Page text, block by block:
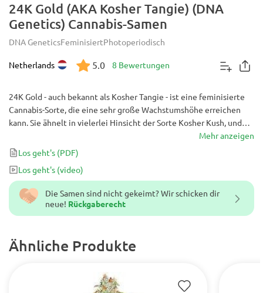
24K Gold (AKA Kosher Tangie) (DNA
Genetics) Cannabis-Samen
DNA GeneticsFeminisiertPhotoperiodisch
Netherlands 5.0 8 Bewertungen
Die Samen sind nicht gekeimt? Wir schicken dir
neue! Rückgaberecht
Ähnliche Produkte
24K Gold - auch bekannt als Kosher Tangie - ist eine feminisierte
Cannabis-Sorte, die eine sehr große Wachstumshöhe erreichen
kann. Sie ähnelt in vielerlei Hinsicht der Sorte Kosher Kush, und
erzeugt ein High, das erhebend und gleichzeitig entspannend ist.
24K Gold ist eine sehr starke Sorte, und daher nicht geeignet,
wenn du noch Besorgungen erledigen oder arbeiten musst. Diese
Hybride besitzt aber ein großes Potenzial für medizinische
Anwendungen, insbesondere für Konsumenten, die mit Stress
Mehr anzeigen
Los geht's (PDF)
Los geht's (video)